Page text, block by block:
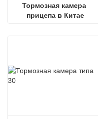
Тормозная камера
прицепа в Китае